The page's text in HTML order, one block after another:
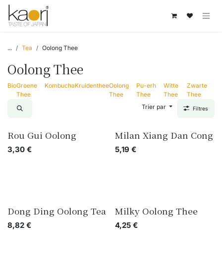
Se rendre au contenu
... Tea Oolong Thee
Oolong Thee
BioGroene
Thee
KombuchaKruidentheeOolong
Thee
Pu-erh
Thee
Witte
Thee
Zwarte
Thee
Trier par
Filtres
Rou Gui Oolong
3,30 €
Milan Xiang Dan Cong
5,19 €
Dong Ding Oolong Tea
8,82 €
Milky Oolong Thee
4,25€